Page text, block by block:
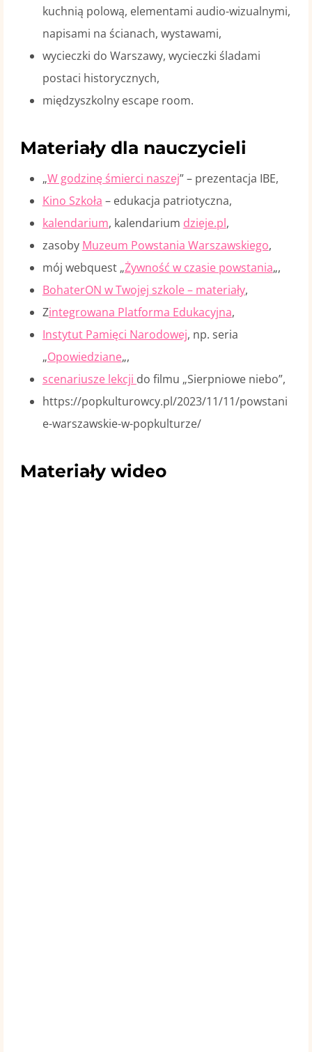
kuchnią polową, elementami audio-wizualnymi,
napisami na ścianach, wystawami,
wycieczki do Warszawy, wycieczki śladami
postaci historycznych,
międzyszkolny escape room.
Materiały dla nauczycieli
„W godzinę śmierci naszej” – prezentacja IBE,
Kino Szkoła – edukacja patriotyczna,
kalendarium, kalendarium dzieje.pl,
zasoby Muzeum Powstania Warszawskiego,
mój webquest „Żywność w czasie powstania„,
BohaterON w Twojej szkole – materiały,
Zintegrowana Platforma Edukacyjna,
Instytut Pamięci Narodowej, np. seria
„Opowiedziane„,
scenariusze lekcji do filmu „Sierpniowe niebo”,
https://popkulturowcy.pl/2023/11/11/powstani
e-warszawskie-w-popkulturze/
Materiały wideo